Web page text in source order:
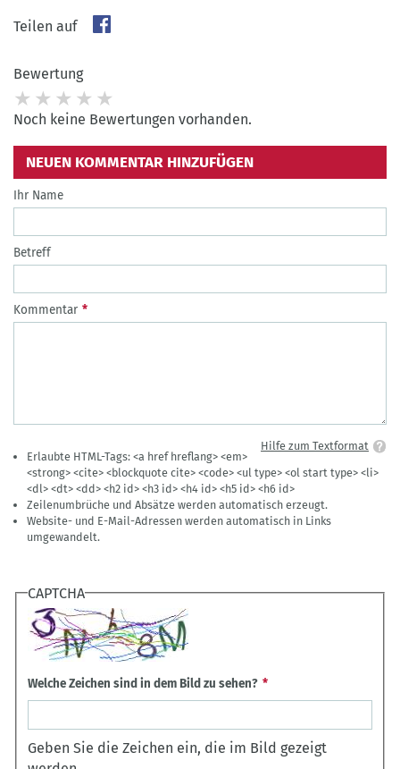
Teilen auf
Bewertung
Noch keine Bewertungen vorhanden.
NEUEN KOMMENTAR HINZUFÜGEN
Ihr Name
Betreff
Kommentar
Hilfe zum Textformat
Erlaubte HTML-Tags: <a href hreflang> <em>
<strong> <cite> <blockquote cite> <code> <ul type> <ol start type> <li>
<dl> <dt> <dd> <h2 id> <h3 id> <h4 id> <h5 id> <h6 id>
Zeilenumbrüche und Absätze werden automatisch erzeugt.
Website- und E-Mail-Adressen werden automatisch in Links
umgewandelt.
CAPTCHA
Welche Zeichen sind in dem Bild zu sehen?
Geben Sie die Zeichen ein, die im Bild gezeigt